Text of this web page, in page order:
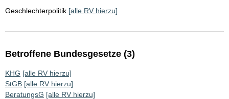
Geschlechterpolitik [alle RV hierzu]
Betroffene Bundesgesetze (3)
KHG [alle RV hierzu]
StGB [alle RV hierzu]
BeratungsG [alle RV hierzu]